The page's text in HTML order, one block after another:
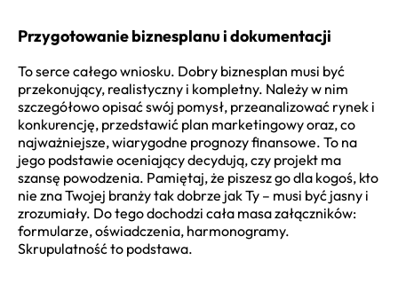
Przygotowanie biznesplanu i dokumentacji
To serce całego wniosku. Dobry biznesplan musi być
przekonujący, realistyczny i kompletny. Należy w nim
szczegółowo opisać swój pomysł, przeanalizować rynek i
konkurencję, przedstawić plan marketingowy oraz, co
najważniejsze, wiarygodne prognozy finansowe. To na
jego podstawie oceniający decydują, czy projekt ma
szansę powodzenia. Pamiętaj, że piszesz go dla kogoś, kto
nie zna Twojej branży tak dobrze jak Ty – musi być jasny i
zrozumiały. Do tego dochodzi cała masa załączników:
formularze, oświadczenia, harmonogramy.
Skrupulatność to podstawa.